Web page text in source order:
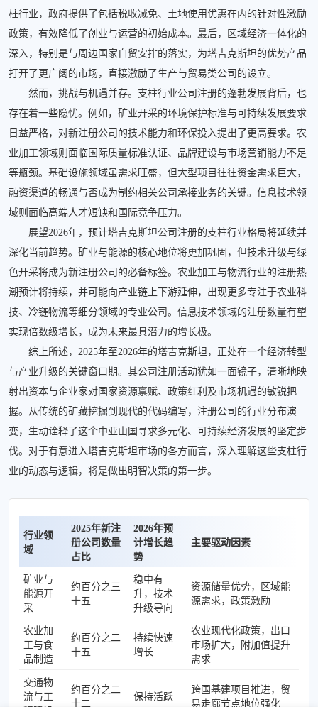
柱行业，政府提供了包括税收减免、土地使用优惠在内的针对性激励
政策，有效降低了创业与运营的初始成本。最后，区域经济一体化的
深入，特别是与周边国家自贸安排的落实，为塔吉克斯坦的优势产品
打开了更广阔的市场，直接激励了生产与贸易类公司的设立。
然而，挑战与机遇并存。支柱行业公司注册的蓬勃发展背后，也
存在着一些隐忧。例如，矿业开采的环境保护标准与可持续发展要求
日益严格，对新注册公司的技术能力和环保投入提出了更高要求。农
业加工领域则面临国际质量标准认证、品牌建设与市场营销能力不足
等瓶颈。基础设施领域虽需求旺盛，但大型项目往往资金需求巨大，
融资渠道的畅通与否成为制约相关公司承接业务的关键。信息技术领
域则面临高端人才短缺和国际竞争压力。
展望2026年，预计塔吉克斯坦公司注册的支柱行业格局将延续并
深化当前趋势。矿业与能源的核心地位将更加巩固，但技术升级与绿
色开采将成为新注册公司的必备标签。农业加工与物流行业的注册热
潮预计将持续，并可能向产业链上下游延伸，出现更多专注于农业科
技、冷链物流等细分领域的专业公司。信息技术领域的注册数量有望
实现倍数级增长，成为未来最具潜力的增长极。
综上所述，2025年至2026年的塔吉克斯坦，正处在一个经济转型
与产业升级的关键窗口期。其公司注册活动犹如一面镜子，清晰地映
射出资本与企业家对国家资源禀赋、政策红利及市场机遇的敏锐把
握。从传统的矿藏挖掘到现代的代码编写，注册公司的行业分布演
变，生动诠释了这个中亚山国寻求多元化、可持续经济发展的坚定步
伐。对于有意进入塔吉克斯坦市场的各方而言，深入理解这些支柱行
业的动态与逻辑，将是做出明智决策的第一步。
行业领
域
2025年新注
册公司数量
占比
2026年预
计增长趋
势
主要驱动因素
矿业与
能源开
采
约百分之三
十五
稳中有
升，技术
升级导向
资源储量优势，区域能
源需求，政策激励
农业加
工与食
品制造
约百分之二
十五
持续快速
增长
农业现代化政策，出口
市场扩大，附加值提升
需求
交通物
流与工
约百分之二
十二
保持活跃
跨国基建项目推进，贸
易走廊节点地位强化